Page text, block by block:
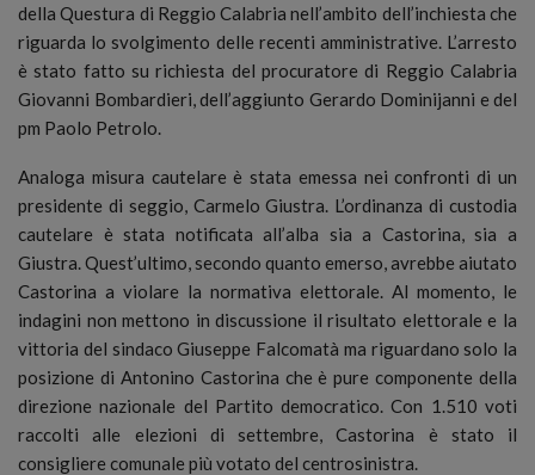
della Questura di Reggio Calabria nell’ambito dell’inchiesta che
riguarda lo svolgimento delle recenti amministrative. L’arresto
è stato fatto su richiesta del procuratore di Reggio Calabria
Giovanni Bombardieri, dell’aggiunto Gerardo Dominijanni e del
pm Paolo Petrolo.
Analoga misura cautelare è stata emessa nei confronti di un
presidente di seggio, Carmelo Giustra. L’ordinanza di custodia
cautelare è stata notificata all’alba sia a Castorina, sia a
Giustra. Quest’ultimo, secondo quanto emerso, avrebbe aiutato
Castorina a violare la normativa elettorale. Al momento, le
indagini non mettono in discussione il risultato elettorale e la
vittoria del sindaco Giuseppe Falcomatà ma riguardano solo la
posizione di Antonino Castorina che è pure componente della
direzione nazionale del Partito democratico. Con 1.510 voti
raccolti alle elezioni di settembre, Castorina è stato il
consigliere comunale più votato del centrosinistra.